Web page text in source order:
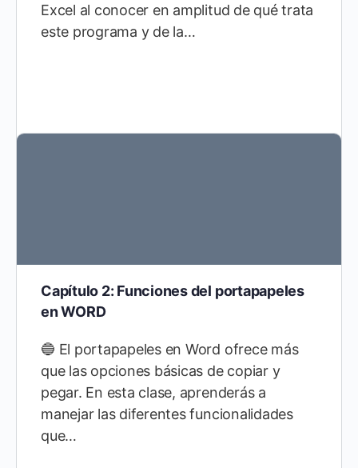
Excel al conocer en amplitud de qué trata
este programa y de la…
Capítulo 2: Funciones del portapapeles
en WORD
🔵 El portapapeles en Word ofrece más
que las opciones básicas de copiar y
pegar. En esta clase, aprenderás a
manejar las diferentes funcionalidades
que…